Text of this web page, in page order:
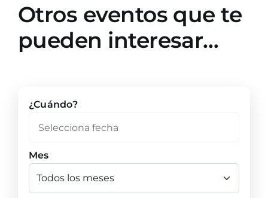
Otros eventos que te
pueden interesar…
¿Cuándo?
Mes